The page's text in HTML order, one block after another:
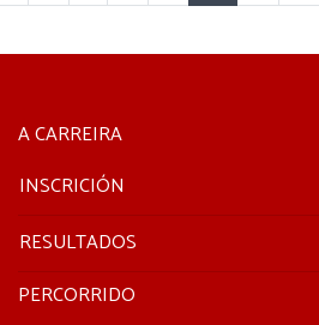
A CARREIRA
INSCRICIÓN
RESULTADOS
PERCORRIDO